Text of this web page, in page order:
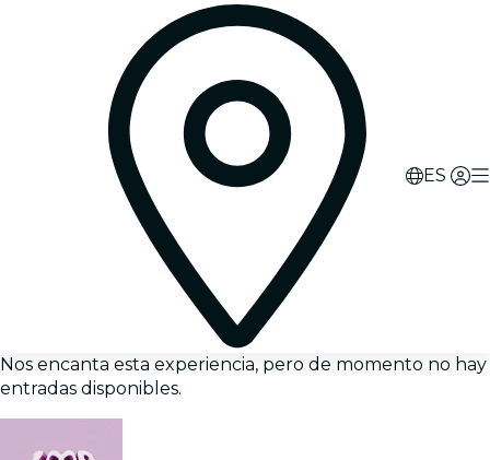
ES
Nos encanta esta experiencia, pero de momento no hay
entradas disponibles.